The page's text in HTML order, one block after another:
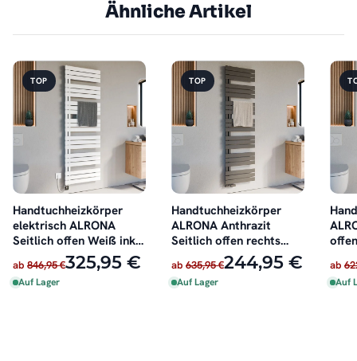
Ähnliche Artikel
TOP
Handtuchheizkörper
elektrisch ALRONA
Seitlich offen Weiß inkl.
ab 846,95 €325,95 €
Auf Lager
TOP
Handtuchheizkörper
ALRONA Anthrazit
Seitlich offen rechts
oder links
ab 635,95 €244,95 €
Auf Lager
ab
Auf